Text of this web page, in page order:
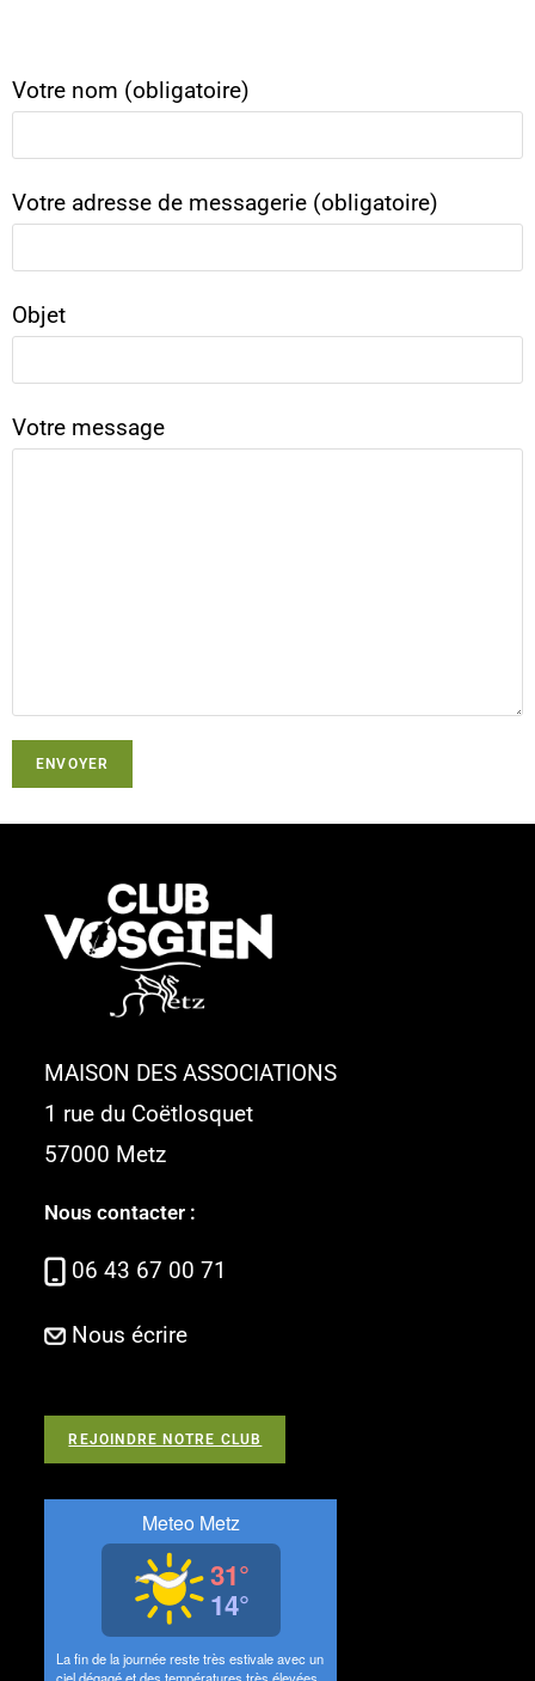
Veuillez laisser ce champ vide
Votre nom (obligatoire)
Votre adresse de messagerie (obligatoire)
Objet
Votre message
MAISON DES ASSOCIATIONS
1 rue du Coëtlosquet
57000 Metz
Nous contacter :
06 43 67 00 71
Nous écrire
REJOINDRE NOTRE CLUB